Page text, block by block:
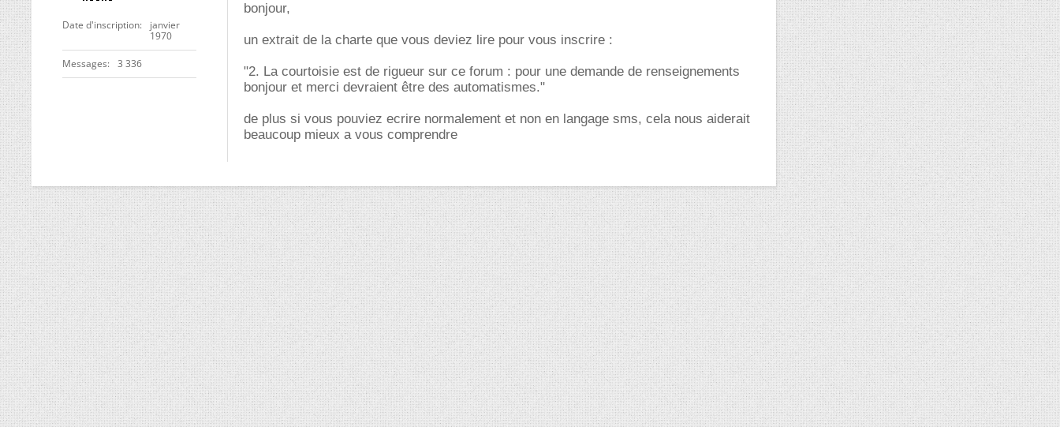
Date d'inscription
janvier
1970
Messages 3 336
bonjour,
un extrait de la charte que vous deviez lire pour vous inscrire :
"2. La courtoisie est de rigueur sur ce forum : pour une demande de renseignements
bonjour et merci devraient être des automatismes."
de plus si vous pouviez ecrire normalement et non en langage sms, cela nous aiderait
beaucoup mieux a vous comprendre